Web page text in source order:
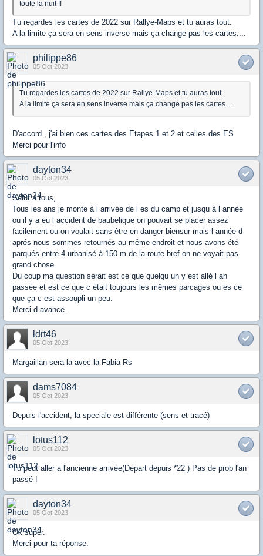
toute la nuit !!
Tu regardes les cartes de 2022 sur Rallye-Maps et tu auras tout.
A la limite ça sera en sens inverse mais ça change pas les cartes....
philippe86
05 Oct 2023
Tu regardes les cartes de 2022 sur Rallye-Maps et tu auras tout.
A la limite ça sera en sens inverse mais ça change pas les cartes....
D'accord , j'ai bien ces cartes des Etapes 1 et 2 et celles des ES
Merci pour l'info
dayton34
05 Oct 2023
Salut à tous,
Tous les ans je monte à l arrivée de l es du camp et jusqu à l année
ou il y a eu l accident de baubelique on pouvait se placer assez
facilement ou on voulait sans être en danger biensur mais l année d
aprés nous sommes retournés au même endroit et nous avons été
parqués entre 4 urbanisé à 150 m de la route.bref on ne voyait pas
grand chose.
Du coup ma question serait est ce que quelqu un y est allé l an
passée et est ce que c était toujours les mêmes parcages ou es ce
que ça c est assoupli un peu.
Merci d avance.
ldrt46
05 Oct 2023
Margaillan sera la avec la Fabia Rs
dams7084
05 Oct 2023
Depuis l'accident, la speciale est différente (sens et tracé)
lotus112
05 Oct 2023
Tu peut aller a l'ancienne arrivée(Départ depuis *22 ) Pas de prob l'an
passé !
dayton34
05 Oct 2023
Ok super.
Merci pour ta réponse.